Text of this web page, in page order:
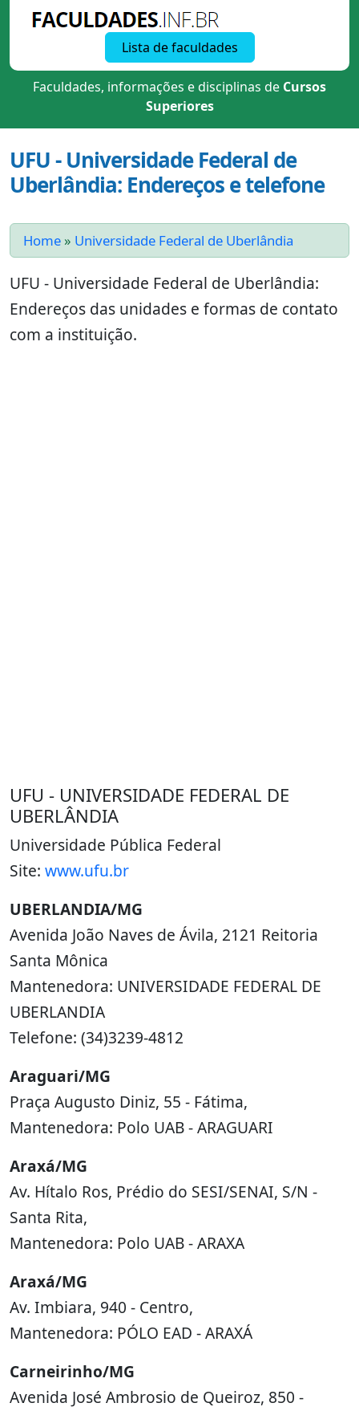
Lista de faculdades
Faculdades, informações e disciplinas de Cursos
Superiores
UFU - Universidade Federal de
Uberlândia: Endereços e telefone
Home » Universidade Federal de Uberlândia
UFU - Universidade Federal de Uberlândia:
Endereços das unidades e formas de contato
com a instituição.
UFU - UNIVERSIDADE FEDERAL DE
UBERLÂNDIA
Universidade Pública Federal
Site: www.ufu.br
UBERLANDIA/MG
Avenida João Naves de Ávila, 2121 Reitoria
Santa Mônica
Mantenedora: UNIVERSIDADE FEDERAL DE
UBERLANDIA
Telefone: (34)3239-4812
Araguari/MG
Praça Augusto Diniz, 55 - Fátima,
Mantenedora: Polo UAB - ARAGUARI
Araxá/MG
Av. Hítalo Ros, Prédio do SESI/SENAI, S/N -
Santa Rita,
Mantenedora: Polo UAB - ARAXA
Araxá/MG
Av. Imbiara, 940 - Centro,
Mantenedora: PÓLO EAD - ARAXÁ
Carneirinho/MG
Avenida José Ambrosio de Queiroz, 850 -